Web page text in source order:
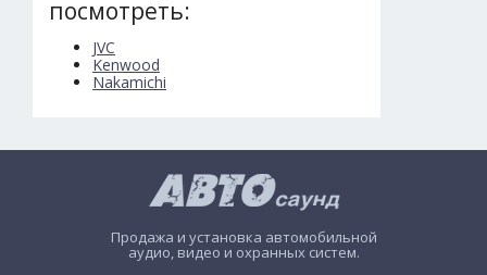
посмотреть:
JVC
Kenwood
Nakamichi
Продажа и установка автомобильной
аудио, видео и охранных систем.